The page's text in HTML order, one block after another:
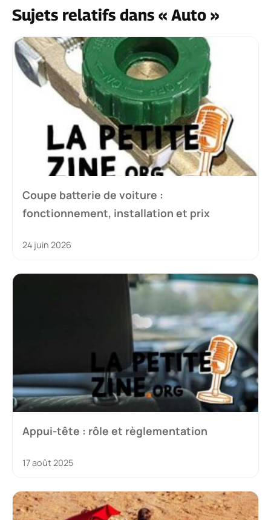
Sujets relatifs dans « Auto »
Coupe batterie de voiture :
fonctionnement, installation et prix
24 juin 2026
Appui-tête : rôle et règlementation
17 août 2025